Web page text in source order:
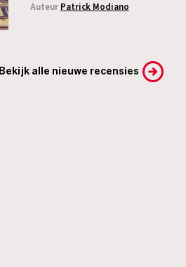
Auteur Patrick Modiano
Bekijk alle nieuwe recensies